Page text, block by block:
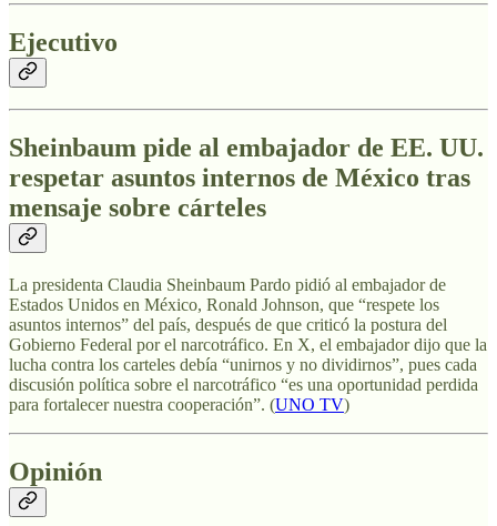
Ejecutivo
Sheinbaum pide al embajador de EE. UU.
respetar asuntos internos de México tras
mensaje sobre cárteles
La presidenta Claudia Sheinbaum Pardo pidió al embajador de
Estados Unidos en México, Ronald Johnson, que “respete los
asuntos internos” del país, después de que criticó la postura del
Gobierno Federal por el narcotráfico. En X, el embajador dijo que la
lucha contra los carteles debía “unirnos y no dividirnos”, pues cada
discusión política sobre el narcotráfico “es una oportunidad perdida
para fortalecer nuestra cooperación”. (UNO TV)
Opinión